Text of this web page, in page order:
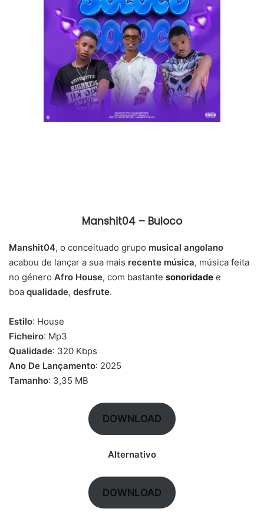
Manshit04 – Buloco
Manshit04, o conceituado grupo musical angolano
acabou de lançar a sua mais recente música, música feita
no género Afro House, com bastante sonoridade e
boa qualidade, desfrute.
Estilo: House
Ficheiro: Mp3
Qualidade: 320 Kbps
Ano De Lançamento: 2025
Tamanho: 3,35 MB
DOWNLOAD
Alternativo
DOWNLOAD